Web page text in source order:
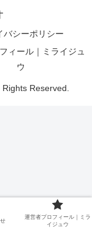
バシーポリシー
ィール｜ミライジュ
ウ
Reserved.
運営者プロフィール｜ミラ
イジュウ